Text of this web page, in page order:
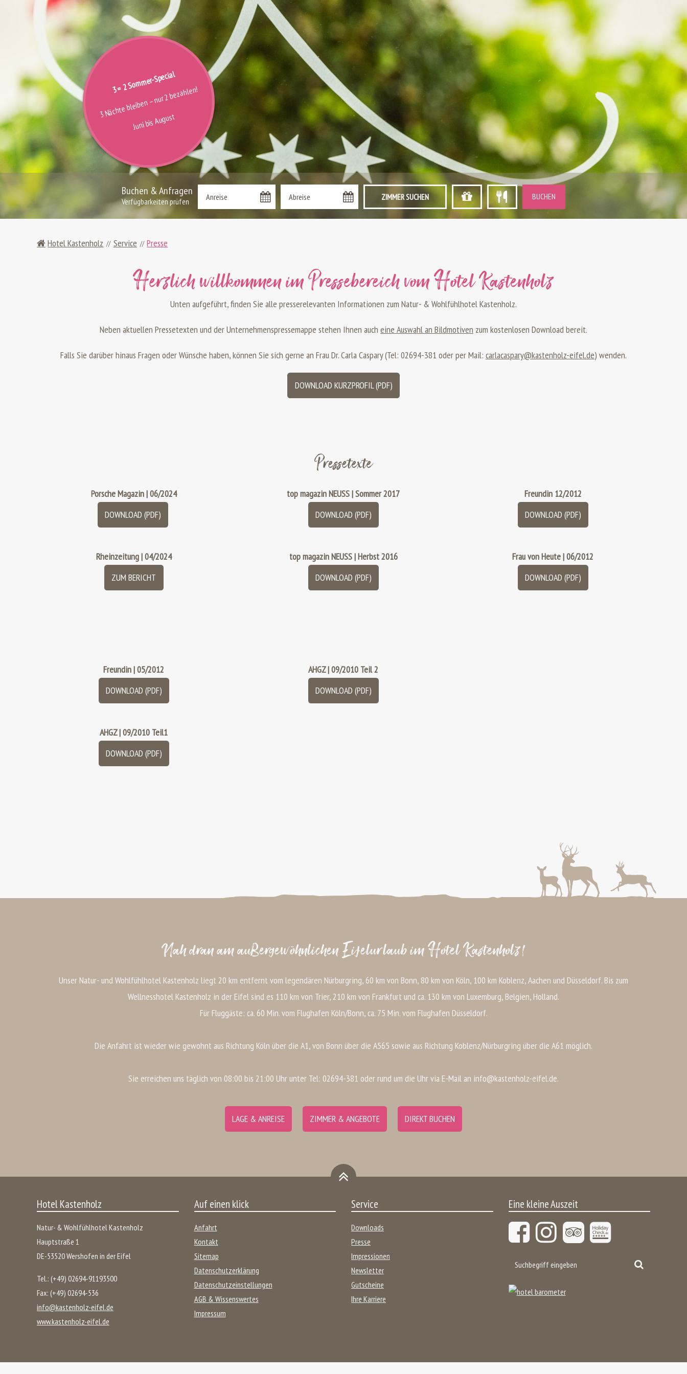
Buchen & Anfragen
Verfügbarkeiten prüfen
3 = 2 Sommer-Special
3 Nächte bleiben – nur 2 bezahlen!
Juni bis August
Hotel Kastenholz Service Presse
Herzlich willkommen im Pressebereich vom Hotel Kastenholz
Unten aufgeführt, finden Sie alle presserelevanten Informationen zum Natur- & Wohlfühlhotel Kastenholz.
Neben aktuellen Pressetexten und der Unternehmenspressemappe stehen Ihnen auch eine Auswahl an Bildmotiven zum kostenlosen Download bereit.
Falls Sie darüber hinaus Fragen oder Wünsche haben, können Sie sich gerne an Frau Dr. Carla Caspary (Tel: 02694-381 oder per Mail: carlacaspary@kastenholz-eifel.de) wenden.
DOWNLOAD KURZPROFIL (PDF)
Pressetexte
Porsche Magazin | 06/2024
DOWNLOAD (PDF)
Rheinzeitung | 04/2024
ZUM BERICHT
top magazin NEUSS | Sommer 2017
DOWNLOAD (PDF)
top magazin NEUSS | Herbst 2016
DOWNLOAD (PDF)
Freundin 12/2012
DOWNLOAD (PDF)
Frau von Heute | 06/2012
DOWNLOAD (PDF)
Freundin | 05/2012
DOWNLOAD (PDF)
AHGZ | 09/2010 Teil1
DOWNLOAD (PDF)
AHGZ | 09/2010 Teil 2
DOWNLOAD (PDF)
Nah dran am außergewöhnlichen Eifelurlaub im Hotel Kastenholz!
Unser Natur- und Wohlfühlhotel Kastenholz liegt 20 km entfernt vom legendären Nürburgring, 60 km von Bonn, 80 km von Köln, 100 km Koblenz, Aachen und Düsseldorf. Bis zum
Wellnesshotel Kastenholz in der Eifel sind es 110 km von Trier, 210 km von Frankfurt und ca. 130 km von Luxemburg, Belgien, Holland.
Für Fluggäste: ca. 60 Min. vom Flughafen Köln/Bonn, ca. 75 Min. vom Flughafen Düsseldorf.
Die Anfahrt ist wieder wie gewohnt aus Richtung Köln über die A1, von Bonn über die A565 sowie aus Richtung Koblenz/Nürburgring über die A61 möglich.
Sie erreichen uns täglich von 08:00 bis 21:00 Uhr unter Tel: 02694-381 oder rund um die Uhr via E-Mail an info@kastenholz-eifel.de.
LAGE & ANREISE ZIMMER & ANGEBOTE DIREKT BUCHEN
Hotel Kastenholz
Natur- & Wohlfühlhotel Kastenholz
Hauptstraße 1
DE-53520Wershofen in derEifel
Tel.: (+49) 02694-91193500
Fax: (+49) 02694-536
info@kastenholz-eifel.de
www.kastenholz-eifel.de
Auf einen klick
Anfahrt
Kontakt
Sitemap
Datenschutzerklärung
Datenschutzeinstellungen
AGB & Wissenswertes
Impressum
Service
Downloads
Presse
Impressionen
Newsletter
Gutscheine
Ihre Karriere
Eine kleine Auszeit